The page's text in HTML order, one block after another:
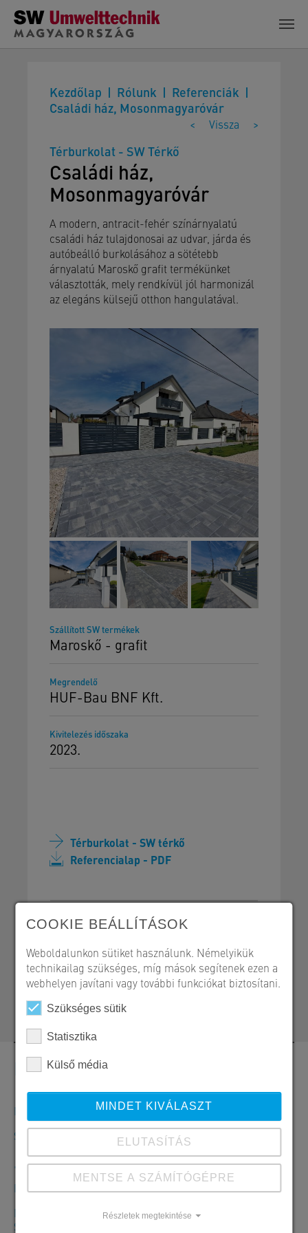
Skip to main content
Kezdőlap Rólunk
Referenciák
Családi ház, Mosonmagyaróvár
< Vissza >
Térburkolat - SW Térkő
Családi ház,
Mosonmagyaróvár
A modern, antracit-fehér színárnyalatú
családi ház tulajdonosai az udvar, járda és
autóbeálló burkolásához a sötétebb
árnyalatú Maroskő grafit termékünket
választották, mely rendkívül jól harmonizál
az elegáns külsejű otthon hangulatával.
Szállított SW termékek
Maroskő - grafit
Megrendelő
HUF-Bau BNF Kft.
Kivitelezés időszaka
2023.
Térburkolat - SW térkő
Referencialap - PDF
H 2339 Majosháza, Tóközi út 10.
+36 24 620 474
Kapcsolat
Megrendelések, ajánlatok és termékinformációk
SW Umwelttechnik Magyarország Kft.
+36 24 620401
Hé-Csü: 7:30-16:00 óráig Pé: 7:30-13:30 óráig
Majosháza Központ
SW Umwelttechnik Magyarország Kft.
COOKIE BEÁLLÍTÁSOK
Weboldalunkon sütiket használunk. Némelyikük
technikailag szükséges, míg mások segítenek ezen a
webhelyen javítani vagy további funkciókat biztosítani.
Szükséges sütik
Statisztika
Külső média
MINDET KIVÁLASZT
ELUTASÍTÁS
MENTSE A SZÁMÍTÓGÉPRE
Részletek megtekintése